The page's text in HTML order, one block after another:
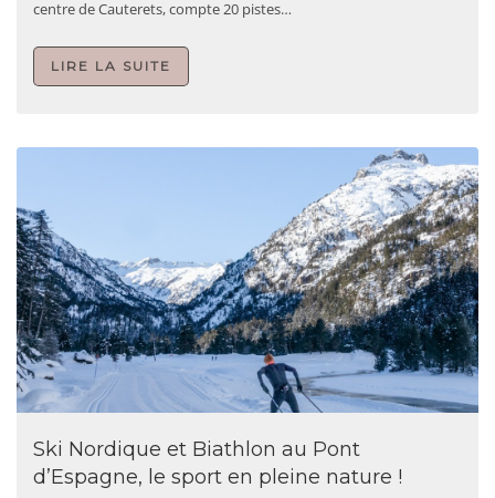
centre de Cauterets, compte 20 pistes…
LIRE LA SUITE
Ski Nordique et Biathlon au Pont
d’Espagne, le sport en pleine nature !